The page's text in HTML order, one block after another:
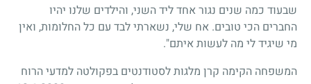
שבעוד כמה שנים נגור אחד ליד השני, והילדים שלנו יהיו
החברים הכי טובים. אח שלי, נשארתי לבד עם כל החלומות, ואין
מי שיגיד לי מה לעשות איתם".
המשפחה הקימה קרן מלגות לסטודנטים בפקולטה למדעי הרוח